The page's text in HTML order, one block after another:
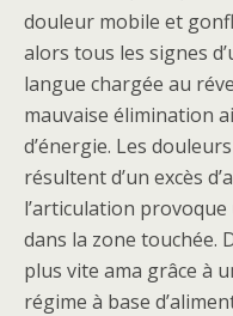
douleur mobile et
alors tous les signes
langue chargée au
mauvaise élimination
d’énergie. Les
résultent d’un excès
l’articulation
dans la zone touchée.
plus vite ama grâce à
régime à base